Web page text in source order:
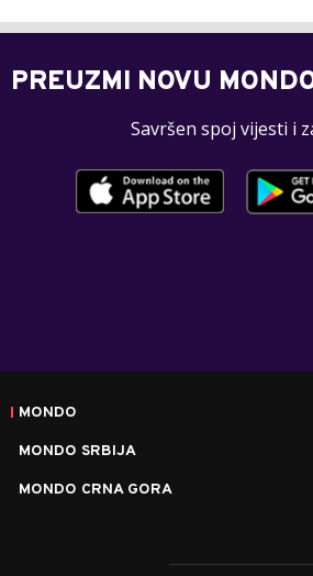
PREUZMI NOVU
Savršen spoj vijesti i
MONDO
MONDO SRBIJA
MONDO CRNA GORA